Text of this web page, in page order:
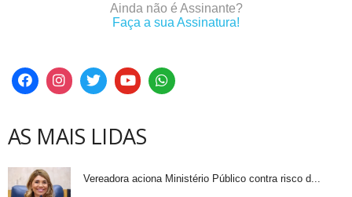
Ainda não é Assinante?
Faça a sua Assinatura!
AS MAIS LIDAS
Vereadora aciona Ministério Público contra risco d...